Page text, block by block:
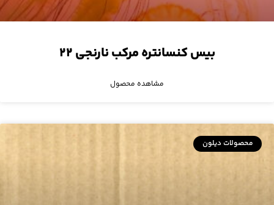
بیس کنسانتره مرکب نارنجی ۲۲
مشاهده محصول
محصولات دیلون